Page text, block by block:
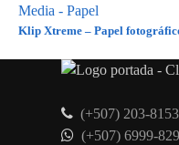
Klip Xtreme – Papel
(+507) 203-8153
(+507) 6999-